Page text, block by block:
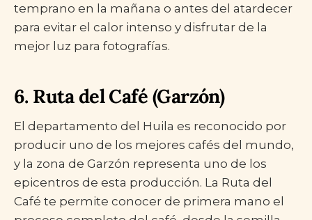
temprano en la mañana o antes del atardecer
para evitar el calor intenso y disfrutar de la
mejor luz para fotografías.
6. Ruta del Café (Garzón)
El departamento del Huila es reconocido por
producir uno de los mejores cafés del mundo,
y la zona de Garzón representa uno de los
epicentros de esta producción. La Ruta del
Café te permite conocer de primera mano el